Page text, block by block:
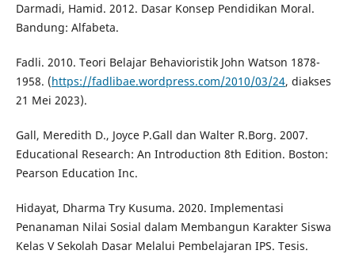
Darmadi, Hamid. 2012. Dasar Konsep Pendidikan Moral.
Bandung: Alfabeta.
Fadli. 2010. Teori Belajar Behavioristik John Watson 1878-
1958. (https://fadlibae.wordpress.com/2010/03/24, diakses
21 Mei 2023).
Gall, Meredith D., Joyce P.Gall dan Walter R.Borg. 2007.
Educational Research: An Introduction 8th Edition. Boston:
Pearson Education Inc.
Hidayat, Dharma Try Kusuma. 2020. Implementasi
Penanaman Nilai Sosial dalam Membangun Karakter Siswa
Kelas V Sekolah Dasar Melalui Pembelajaran IPS. Tesis.